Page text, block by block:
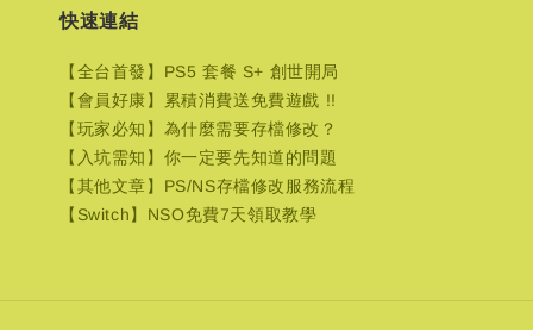
快速連結
【全台首發】PS5 套餐 S+ 創世開局
【會員好康】累積消費送免費遊戲 !!
【玩家必知】為什麼需要存檔修改？
【入坑需知】你一定要先知道的問題
【其他文章】PS/NS存檔修改服務流程
【Switch】NSO免費7天領取教學